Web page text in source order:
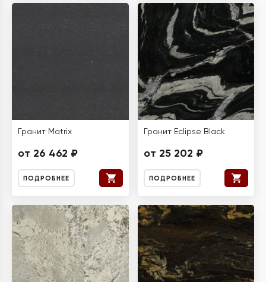
Гранит Matrix
от 26 462 ₽
ПОДРОБНЕЕ
Гранит Eclipse Black
от 25 202 ₽
ПОДРОБНЕЕ